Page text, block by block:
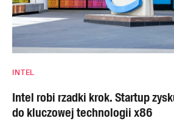
INTEL
Intel robi rzadki krok. Startup
do kluczowej technologii x86